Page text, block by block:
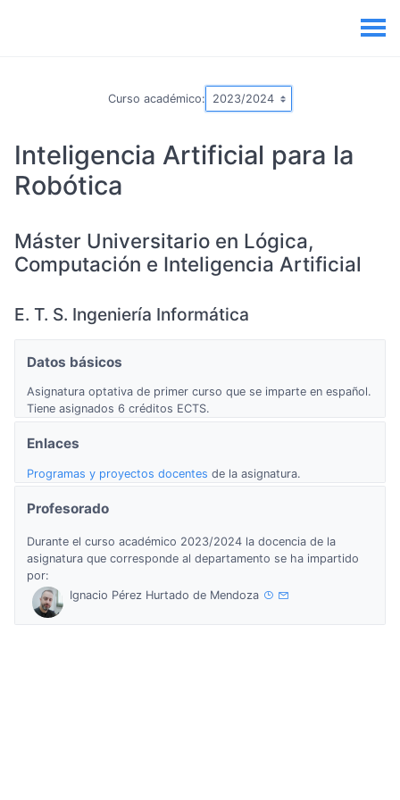
Curso académico:
Inteligencia Artificial para la
Robótica
Máster Universitario en Lógica,
Computación e Inteligencia Artificial
E. T. S. Ingeniería Informática
Datos básicos
Asignatura optativa de primer curso que se imparte en español.
Tiene asignados 6 créditos ECTS.
Enlaces
Programas y proyectos docentes de la asignatura.
Profesorado
Durante el curso académico 2023/2024 la docencia de la
asignatura que corresponde al departamento se ha impartido
por:
Ignacio Pérez Hurtado de Mendoza